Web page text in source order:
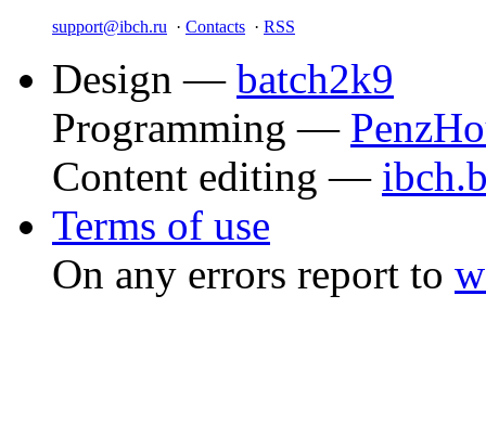
support@ibch.ru · Contacts · RSS
Design — batch2k9
Programming —
Content editing —
Terms of use
On any errors report to